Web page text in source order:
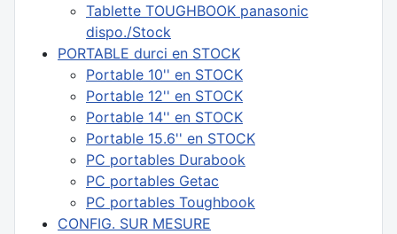
Tablette TOUGHBOOK panasonic
dispo./Stock
PORTABLE durci en STOCK
Portable 10'' en STOCK
Portable 12'' en STOCK
Portable 14'' en STOCK
Portable 15.6'' en STOCK
PC portables Durabook
PC portables Getac
PC portables Toughbook
CONFIG. SUR MESURE